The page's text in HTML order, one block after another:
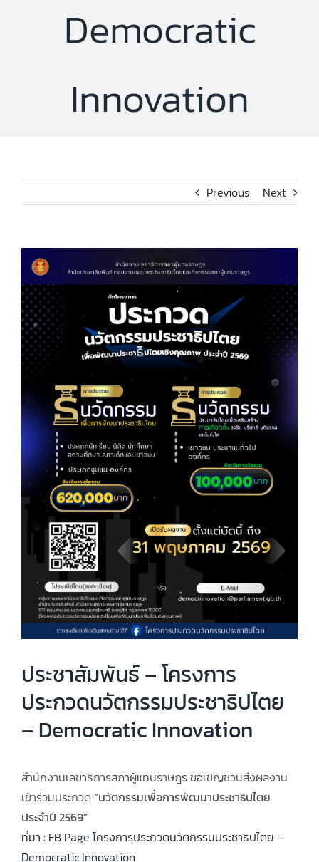
Democratic
Innovation
Previous Next
View
Larger
Image
ประชาสัมพันธ์ – โครงการ
ประกวดนวัตกรรมประชาธิปไตย
– Democratic Innovation
สำนักงานเลขาธิการสภาผู้แทนราษฎร ขอเชิญชวนส่งผลงาน
เข้าร่วมประกวด “นวัตกรรมเพื่อการพัฒนาประชาธิปไตย
ประจำปี 2569”
ที่มา : FB Page โครงการประกวดนวัตกรรมประชาธิปไตย –
Democratic Innovation